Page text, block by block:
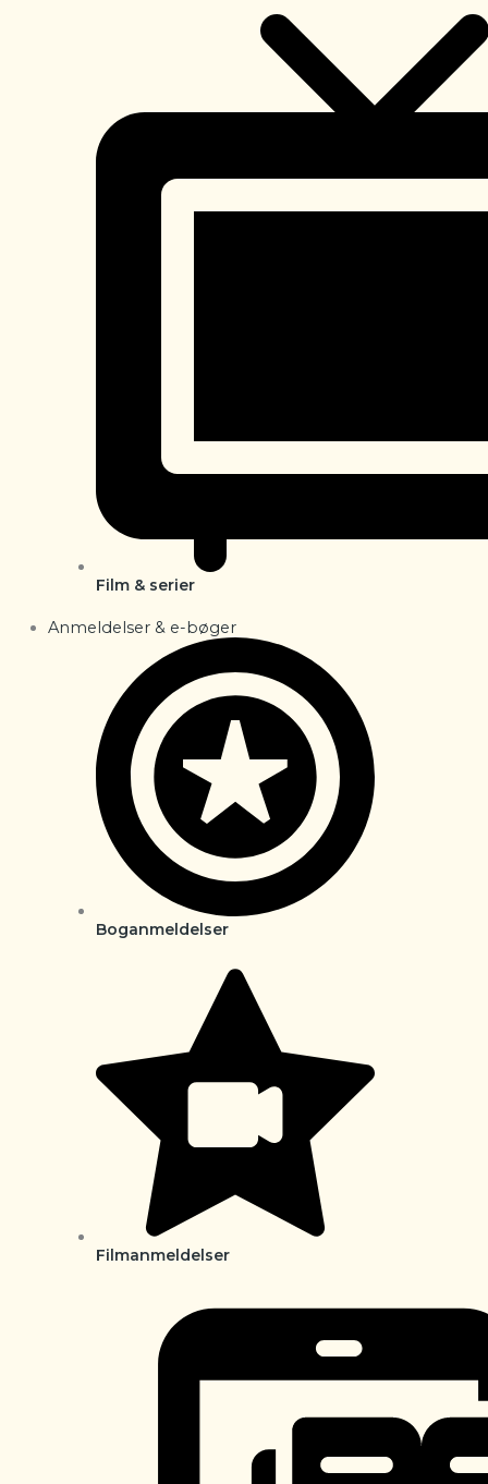
Film & serier
Anmeldelser & e-bøger
Boganmeldelser
Filmanmeldelser